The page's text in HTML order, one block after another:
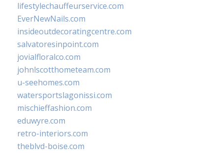
lifestylechauffeurservice.com
EverNewNails.com
insideoutdecoratingcentre.com
salvatoresinpoint.com
jovialfloralco.com
johnlscotthometeam.com
u-seehomes.com
watersportslagonissi.com
mischieffashion.com
eduwyre.com
retro-interiors.com
theblvd-boise.com